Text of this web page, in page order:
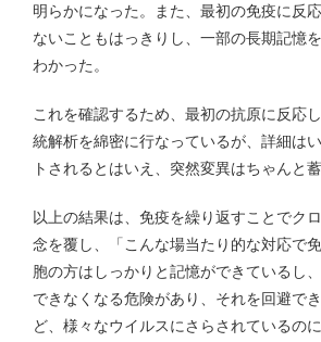
明らかになった。また、最初の免疫に反
ないこともはっきりし、一部の長期記憶
わかった。
これを確認するため、最初の抗原に反応
統解析を綿密に行なっているが、詳細は
トされるとはいえ、突然変異はちゃんと
以上の結果は、免疫を繰り返すことでク
念を覆し、「こんな場当たり的な対応で
胞の方はしっかりと記憶ができているし
できなくなる危険があり、それを回避で
ど、様々なウイルスにさらされているの